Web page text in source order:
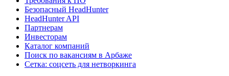
Безопасный HeadHunter
HeadHunter API
Партнерам
Инвесторам
Каталог компаний
Поиск по вакансиям в Арбаже
Сетка: соцсеть для нетворкинга